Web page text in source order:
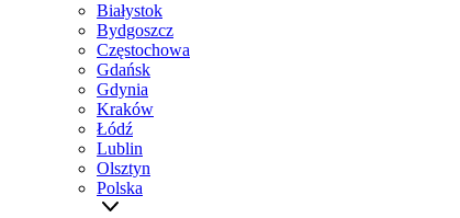
Białystok
Bydgoszcz
Częstochowa
Gdańsk
Gdynia
Kraków
Łódź
Lublin
Olsztyn
Polska